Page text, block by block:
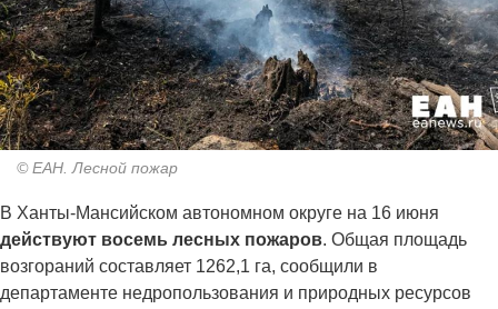
© ЕАН. Лесной пожар
В Ханты-Мансийском автономном округе на 16 июня
действуют восемь лесных пожаров. Общая площадь
возгораний составляет 1262,1 га, сообщили в
департаменте недропользования и природных ресурсов